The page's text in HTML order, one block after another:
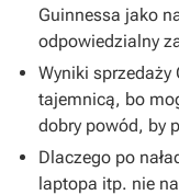
Guinnessa jako
odpowiedzialny
Wyniki sprzedaży
tajemnicą, bo
dobry powód, by
Dlaczego po
laptopa itp. nie